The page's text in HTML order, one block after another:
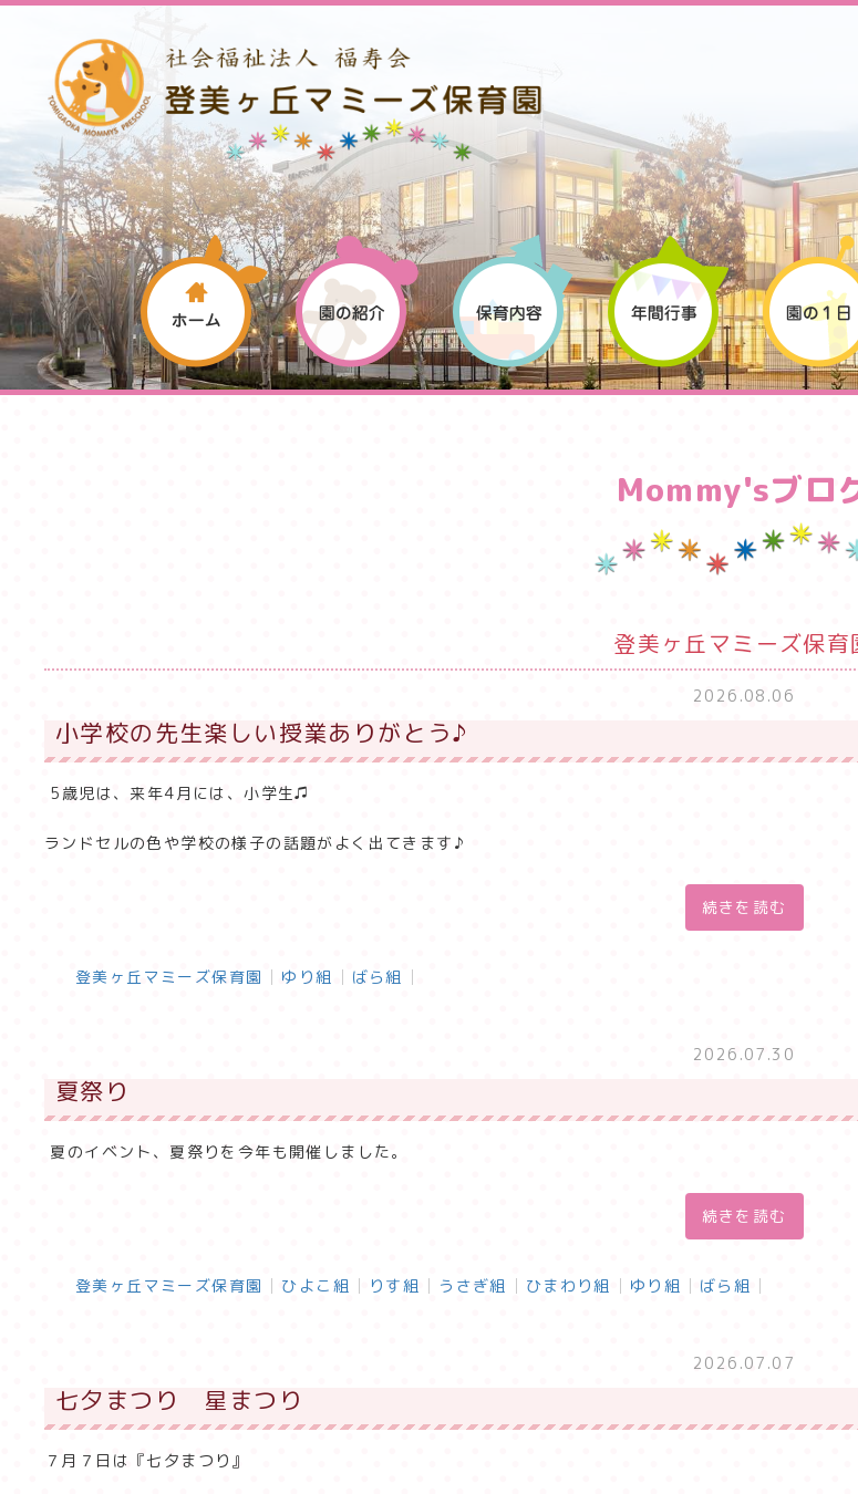
Mommy'sブロ
登美ヶ丘マミーズ保育
2026.08.06
小学校の先生楽しい授業ありがとう♪
5歳児は、来年4月には、小学生♫
ランドセルの色や学校の様子の話題がよく出てきます♪
続きを読む
登美ヶ丘マミーズ保育園 ゆり組 ばら組
2026.07.30
夏祭り
夏のイベント、夏祭りを今年も開催しました。
続きを読む
登美ヶ丘マミーズ保育園 ひよこ組 りす組 うさぎ組 ひまわり組 ゆり組 ばら組
2026.07.07
七夕まつり 星まつり
７月７日は『七夕まつり』